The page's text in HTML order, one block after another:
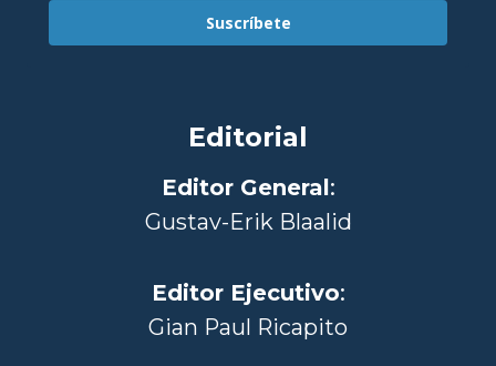
Suscríbete
Editorial
Editor General :
Gustav-Erik Blaalid
Editor Ejecutivo:
Gian Paul Ricapito